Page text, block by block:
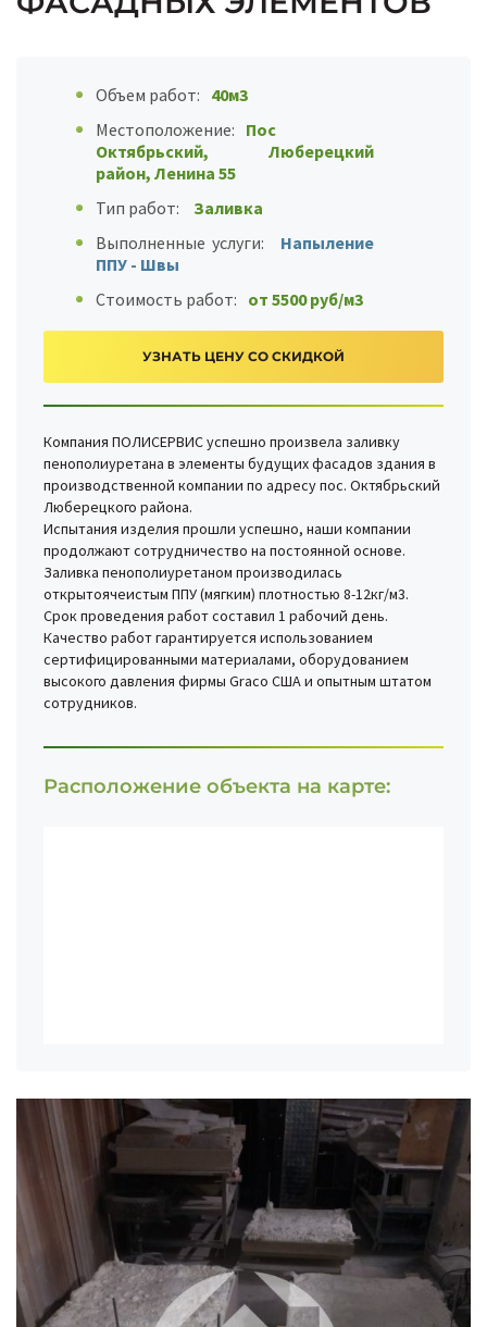
Объем работ: 40м3
Местоположение: Пос
Октябрьский, Люберецкий
район, Ленина 55
Тип работ:
Заливка
Выполненные услуги:
Напыление
ППУ - Швы
Стоимость работ: от 5500 руб/м3
УЗНАТЬ ЦЕНУ СО СКИДКОЙ
Компания ПОЛИСЕРВИС успешно произвела заливку
пенополиуретана в элементы будущих фасадов здания в
производственной компании по адресу пос. Октябрьский
Люберецкого района.
Испытания изделия прошли успешно, наши компании
продолжают сотрудничество на постоянной основе.
Заливка пенополиуретаном производилась
открытоячеистым ППУ (мягким) плотностью 8-12кг/м3.
Срок проведения работ составил 1 рабочий день.
Качество работ гарантируется использованием
сертифицированными материалами, оборудованием
высокого давления фирмы Graco США и опытным штатом
сотрудников.
Расположение объекта на карте: